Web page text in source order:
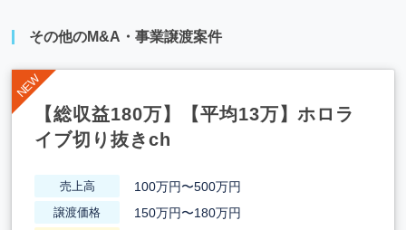
その他のM&A・事業譲渡案件
【総収益180万】【平均13万】ホロラ
イブ切り抜きch
売上高 100万円〜500万円
譲渡価格 150万円〜180万円